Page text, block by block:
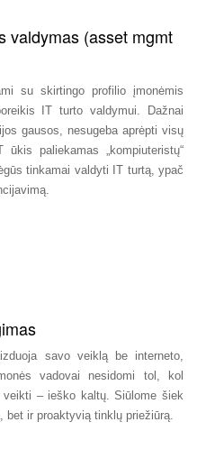
valdymas (asset mgmt
su skirtingo profilio įmonėmis
IT turto valdymui. Dažnai
gausos, nesugeba aprėpti visų
paliekamas „kompiuteristų“
tinkamai valdyti IT turtą, ypač
savo veiklą be interneto,
vadovai nesidomi tol, kol
veikti – ieško kaltų. Siūlome šiek
bet ir proaktyvią tinklų priežiūrą.